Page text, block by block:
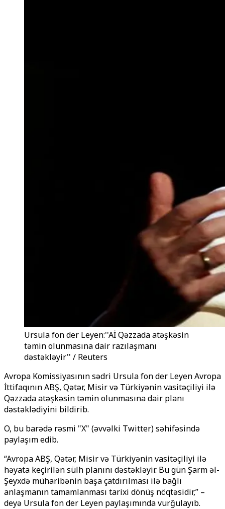
Ursula fon der Leyen:''Aİ Qəzzada atəşkəsin
təmin olunmasına dair razılaşmanı
dəstəkləyir'' / Reuters
Avropa Komissiyasının sədri Ursula fon der Leyen Avropa
İttifaqının ABŞ, Qətər, Misir və Türkiyənin vasitəçiliyi ilə
Qəzzada atəşkəsin təmin olunmasına dair planı
dəstəklədiyini bildirib.
O, bu barədə rəsmi "X" (əvvəlki Twitter) səhifəsində
paylaşım edib.
“Avropa ABŞ, Qətər, Misir və Türkiyənin vasitəçiliyi ilə
həyata keçirilən sülh planını dəstəkləyir. Bu gün Şarm əl-
Şeyxdə müharibənin başa çatdırılması ilə bağlı
anlaşmanın tamamlanması tarixi dönüş nöqtəsidir,” –
deyə Ursula fon der Leyen paylaşımında vurğulayıb.